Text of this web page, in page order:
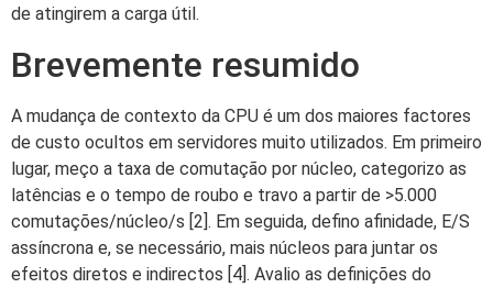
de atingirem a carga útil.
Brevemente resumido
A mudança de contexto da CPU é um dos maiores factores
de custo ocultos em servidores muito utilizados. Em primeiro
lugar, meço a taxa de comutação por núcleo, categorizo as
latências e o tempo de roubo e travo a partir de >5.000
comutações/núcleo/s [2]. Em seguida, defino afinidade, E/S
assíncrona e, se necessário, mais núcleos para juntar os
efeitos diretos e indirectos [4]. Avalio as definições do